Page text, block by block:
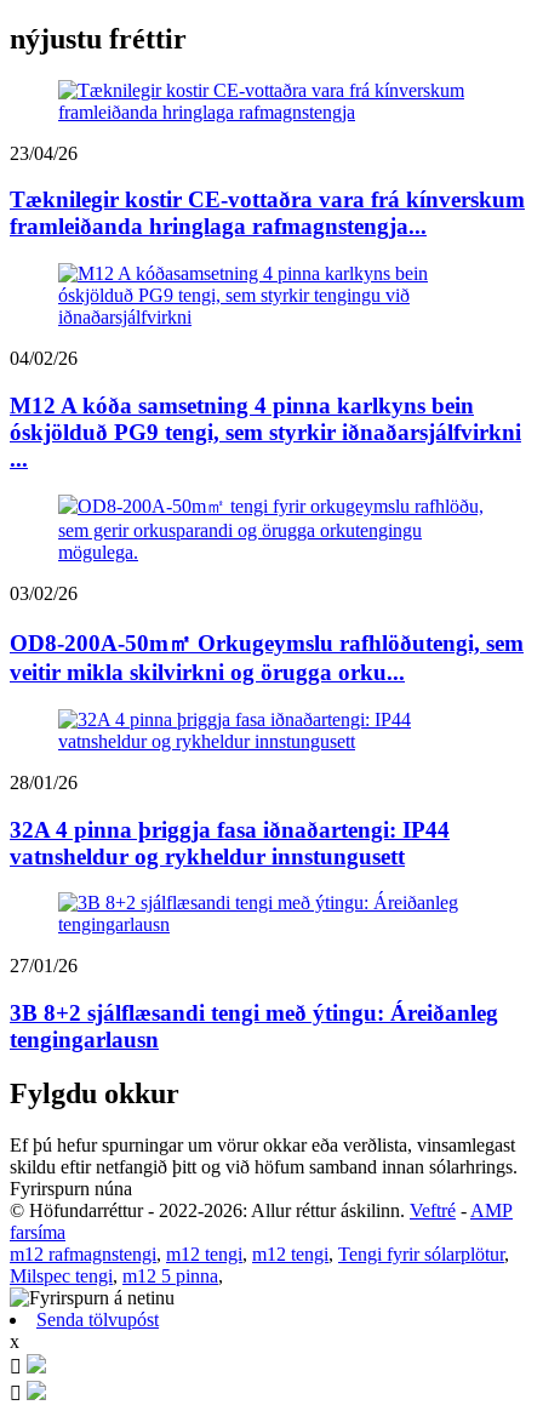
nýjustu fréttir
23/04/26
Tæknilegir kostir CE-vottaðra vara frá kínverskum
framleiðanda hringlaga rafmagnstengja...
04/02/26
M12 A kóða samsetning 4 pinna karlkyns bein
óskjölduð PG9 tengi, sem styrkir iðnaðarsjálfvirkni
...
03/02/26
OD8-200A-50m㎡ Orkugeymslu rafhlöðutengi, sem
veitir mikla skilvirkni og örugga orku...
28/01/26
32A 4 pinna þriggja fasa iðnaðartengi: IP44
vatnsheldur og rykheldur innstungusett
27/01/26
3B 8+2 sjálflæsandi tengi með ýtingu: Áreiðanleg
tengingarlausn
Fylgdu okkur
Ef þú hefur spurningar um vörur okkar eða verðlista, vinsamlegast
skildu eftir netfangið þitt og við höfum samband innan sólarhrings.
Fyrirspurn núna
© Höfundarréttur - 2022-2026: Allur réttur áskilinn. Veftré - AMP
farsíma
m12 rafmagnstengi, m12 tengi, m12 tengi, Tengi fyrir sólarplötur,
Milspec tengi, m12 5 pinna,
Senda tölvupóst
x

